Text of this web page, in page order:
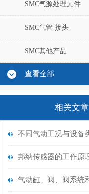
SMC气源处理元件
SMC气管 接头
SMC其他产品
查看全部
相关文章